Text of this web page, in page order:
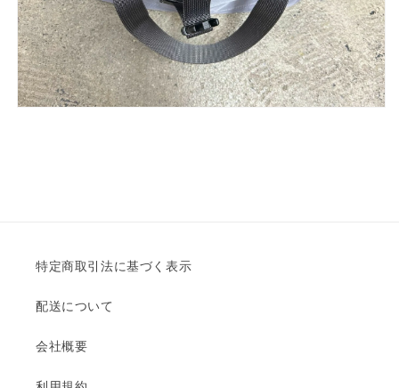
特定商取引法に基づく表示
配送について
会社概要